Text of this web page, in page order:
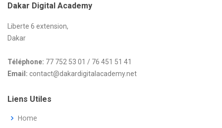
Dakar Digital Academy
Liberte 6 extension,
Dakar
Téléphone: 77 752 53 01 / 76 451 51 41
Email: contact@dakardigitalacademy.net
Liens Utiles
Home